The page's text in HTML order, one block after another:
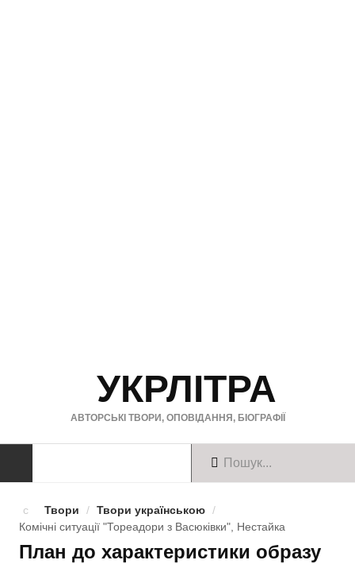
УКРЛІТРА
АВТОРСЬКІ ТВОРИ, ОПОВІДАННЯ, БІОГРАФІЇ
Твори / Твори українською /
Комічні ситуації "Тореадори з Васюківки", Нестайка
План до характеристики образу